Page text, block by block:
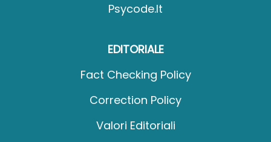
Psycode.it
EDITORIALE
Fact Checking Policy
Correction Policy
Valori Editoriali